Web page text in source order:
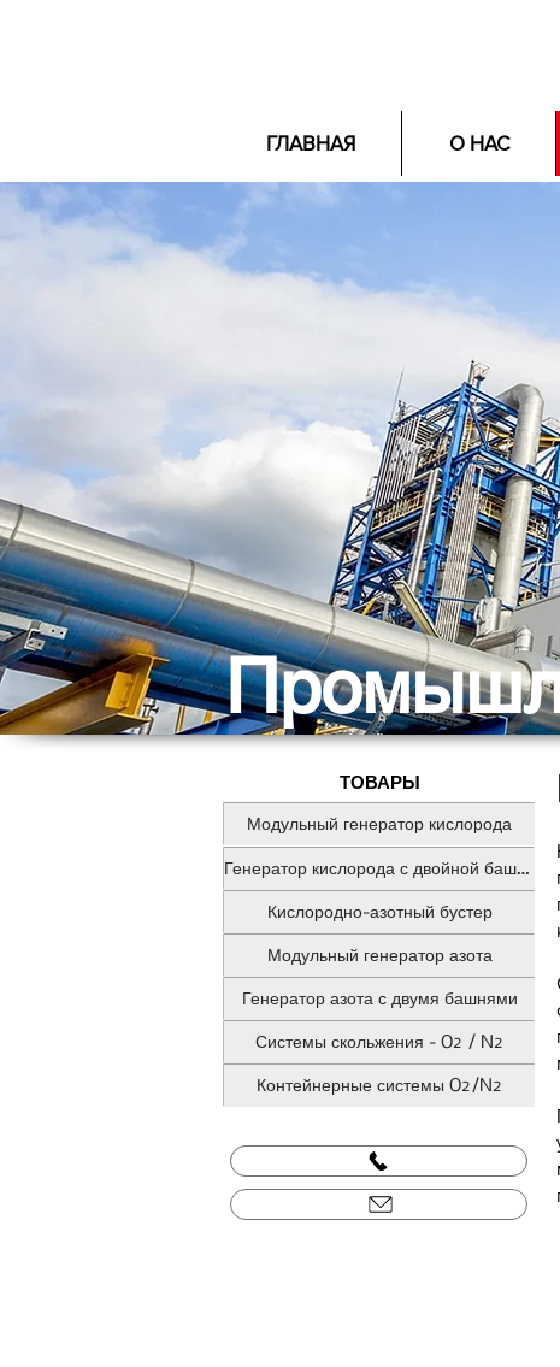
ГЛАВНАЯ О НАС
ТОВАРЫ
Модульный генератор кислорода
Генератор кислорода с двойной башней
Кислородно-азотный бустер
Модульный генератор азота
Генератор азота с двумя башнями
Системы скольжения - O2 / N2
Контейнерные системы O2/N2